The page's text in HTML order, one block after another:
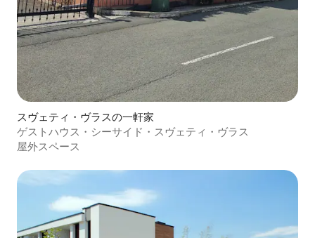
スヴェティ・ヴラスの一軒家
ゲストハウス・シーサイド・スヴェティ・ヴラス
屋外スペース